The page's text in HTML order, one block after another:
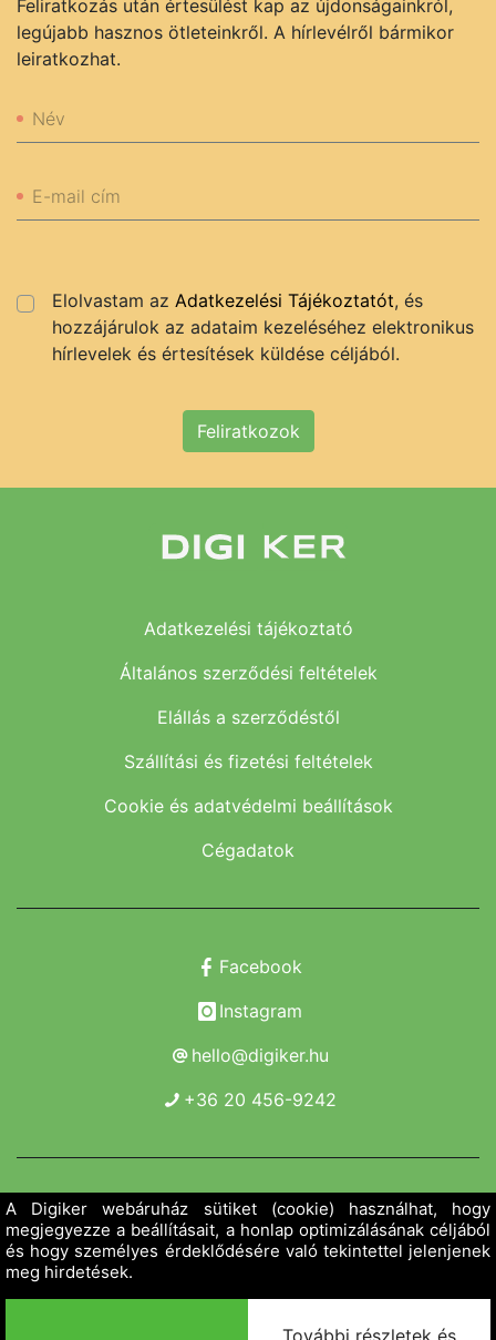
Feliratkozás után értesülést kap az újdonságainkról,
legújabb hasznos ötleteinkről. A hírlevélről bármikor
leiratkozhat.
Név
E-mail cím
Elolvastam az Adatkezelési Tájékoztatót, és
hozzájárulok az adataim kezeléséhez elektronikus
hírlevelek és értesítések küldése céljából.
Feliratkozok
Adatkezelési tájékoztató
Általános szerződési feltételek
Elállás a szerződéstől
Szállítási és fizetési feltételek
Cookie és adatvédelmi beállítások
Cégadatok
Facebook
Instagram
hello@digiker.hu
+36 20 456-9242
Copyright 2019 - 2026. Borsod Agroker Zrt.